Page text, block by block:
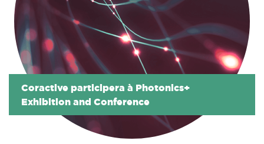
Coractive participera à Photonics+
Exhibition and Conference